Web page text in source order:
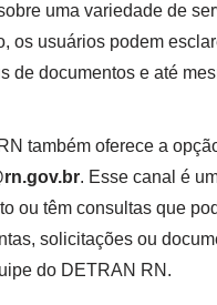
uma variedade de
os usuários podem
de documentos e até
também oferece a
. Esse canal é
ou têm consultas que
solicitações ou
do DETRAN RN.